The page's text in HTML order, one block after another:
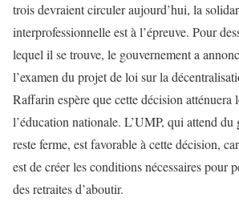
trois devraient circuler aujourd’hui, la
interprofessionnelle est à l’épreuve. Pour
lequel il se trouve, le gouvernement a
l’examen du projet de loi sur la
Raffarin espère que cette décision atténuera
l’éducation nationale. L’UMP, qui attend du
reste ferme, est favorable à cette décision,
est de créer les conditions nécessaires pour
des retraites d’aboutir.